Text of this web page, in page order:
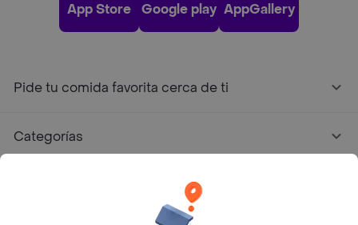
App Store Google play AppGallery
Pide tu comida favorita cerca de ti
Categorías